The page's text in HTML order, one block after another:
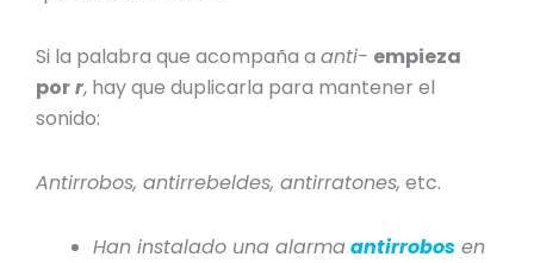
Si la palabra que acompaña aanti- empieza
porr, hay que duplicarla para mantener el
sonido:
Antirrobos, antirrebeldes, antirratones, etc.
Han instalado una alarmaantirrobos en